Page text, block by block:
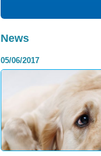
News
05/06/2017